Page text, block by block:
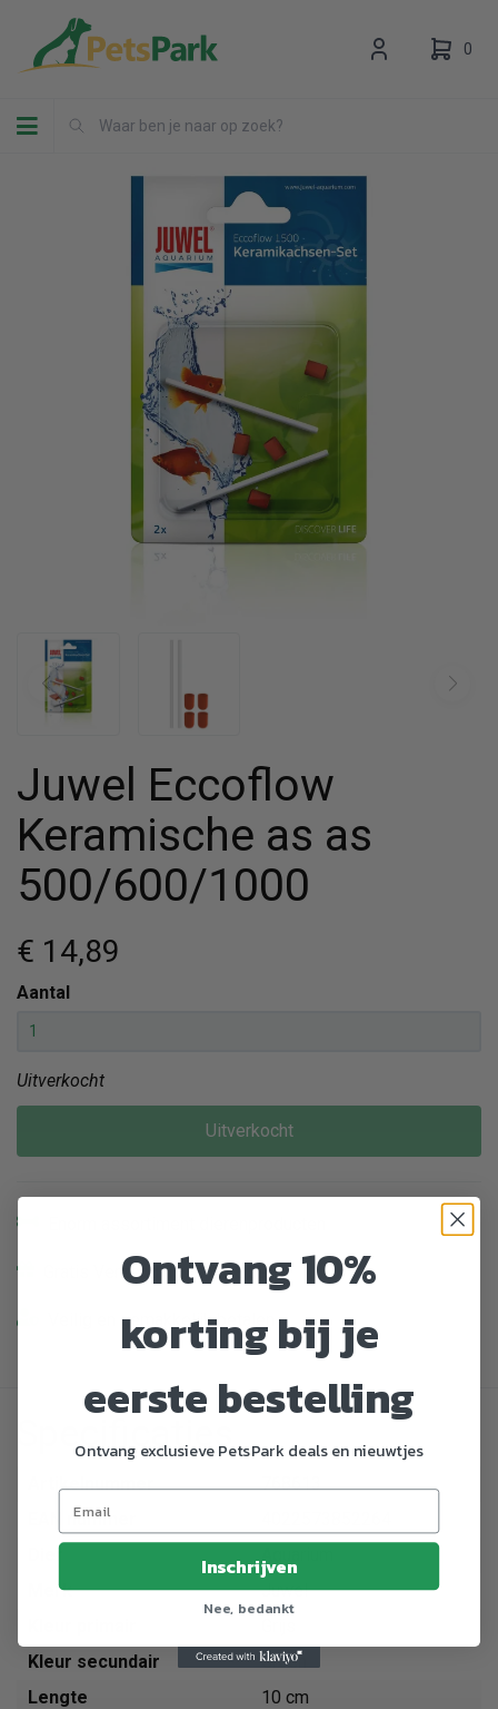
Toggle navigation
0
Uw winkelwagen is leeg.
Vul hem met producten.
Juwel Eccoflow
Keramische as as
500/600/1000
€ 14,89
Aantal
Uitverkocht
Uitverkocht
Gratis Verzending vanaf € 39,-
Veilig en gemakkelijk betalen
EAN nummer
Dier
Merk
Juwel
Kleur secundair
Groen
Lengte
10 cm
Ontvang 10%
korting bij je
eerste bestelling
Ontvang exclusieve PetsPark deals en nieuwtjes
Inschrijven
Nee, bedankt